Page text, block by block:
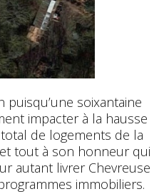
soixantaine
impacter à la hausse
de logements de la
tout à son honneur qui
autant livrer Chevreuse
immobiliers.